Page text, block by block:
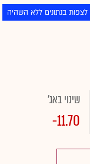
לצפות בנתונים ללא השהיה
שינוי באג'
-11.70